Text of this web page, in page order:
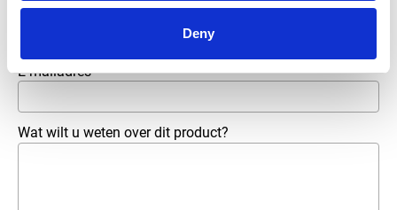
Deny
Telefoonnummer
E-mailadres *
Wat wilt u weten over dit product?